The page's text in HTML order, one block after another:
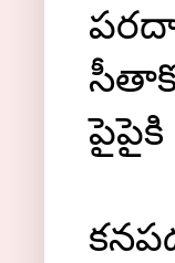
పరదా
పైపైకి